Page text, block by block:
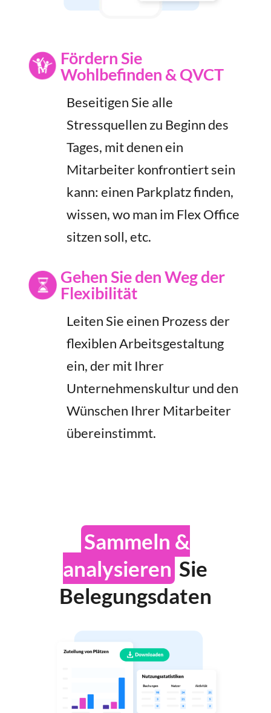
Fördern Sie
Wohlbefinden & QVCT
Beseitigen Sie alle
Stressquellen zu Beginn des
Tages, mit denen ein
Mitarbeiter konfrontiert sein
kann: einen Parkplatz finden,
wissen, wo man im Flex Office
sitzen soll, etc.
Gehen Sie den Weg der
Flexibilität
Leiten Sie einen Prozess der
flexiblen Arbeitsgestaltung
ein, der mit Ihrer
Unternehmenskultur und den
Wünschen Ihrer Mitarbeiter
übereinstimmt.
Sammeln &
analysieren Sie
Belegungsdaten